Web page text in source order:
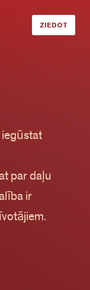
ZIEDOT
iegūstat
par daļu
ir